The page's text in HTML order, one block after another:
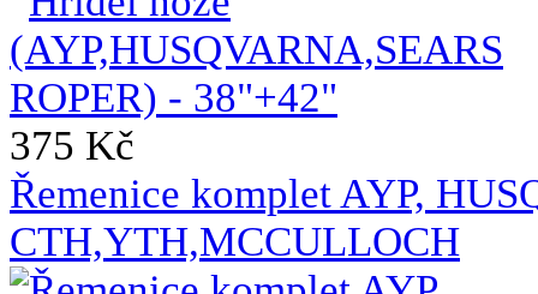
375 Kč
Řemenice komplet AYP,
CTH,YTH,MCCULLOCH